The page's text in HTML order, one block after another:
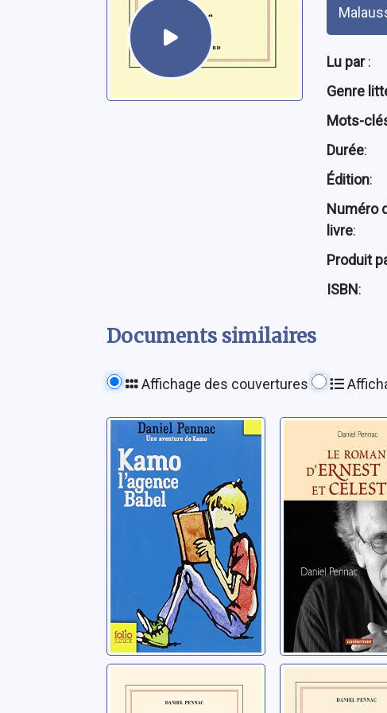
Lu par:
Genre
Mots-
Durée:
Édition:
Numéro
livre:
Produit
ISBN:
Documents similaires
Affichage des couvertures
Kamo, l'agence
Babel
Pennac, Daniel
Le roman
d'Ernest et
Célestine
Pennac, Daniel
Le cas
Malaussène: 2:
Le 6e
précédé de,